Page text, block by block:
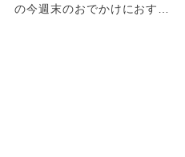
の今週末のおでかけにおすす